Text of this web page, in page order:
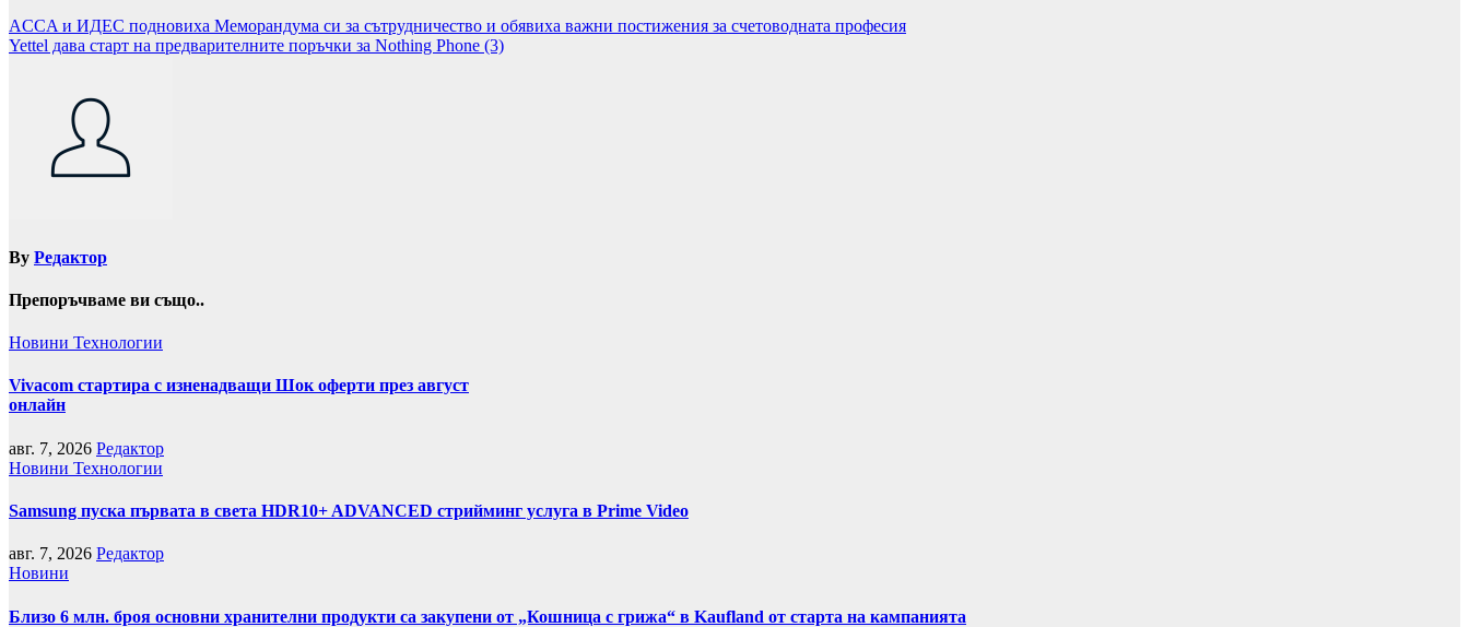
Навигация
ACCA и ИДЕС подновиха Меморандума си за сътрудничество и обявиха важни постижения за счетоводната професия
Yettel дава старт на предварителните поръчки за Nothing Phone (3)
By Редактор
Препоръчваме ви също..
Новини Технологии
Vivacom стартира с изненадващи Шок оферти през август
онлайн
авг. 7, 2026 Редактор
Новини Технологии
Samsung пуска първата в света HDR10+ ADVANCED стрийминг услуга в Prime Video
авг. 7, 2026 Редактор
Новини
Близо 6 млн. броя основни хранителни продукти са закупени от „Кошница с грижа“ в Kaufland от старта на кампанията